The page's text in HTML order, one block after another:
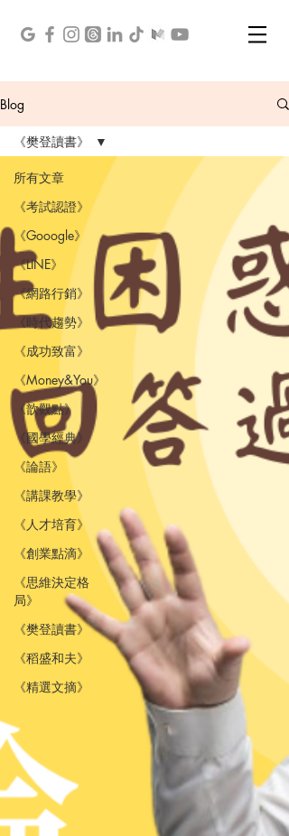
Blog
所有文章
《考試認證》
《Gooogle》
《LINE》
《網路行銷》
《時代趨勢》
《成功致富》
《Money&You》
《歆觀點》
《國學經典》
《論語》
《講課教學》
《人才培育》
《創業點滴》
《思維決定格
局》
《樊登讀書》
《稻盛和夫》
《精選文摘》
《樊登讀書》